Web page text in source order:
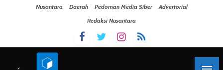
Nusantara Daerah Pedoman Media Siber
Advertorial
Redaksi Nusantara